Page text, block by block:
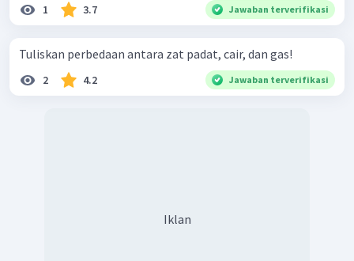
1 3.7 Jawaban terverifikasi
Tuliskan perbedaan antara zat padat, cair, dan gas!
2 4.2 Jawaban terverifikasi
Iklan